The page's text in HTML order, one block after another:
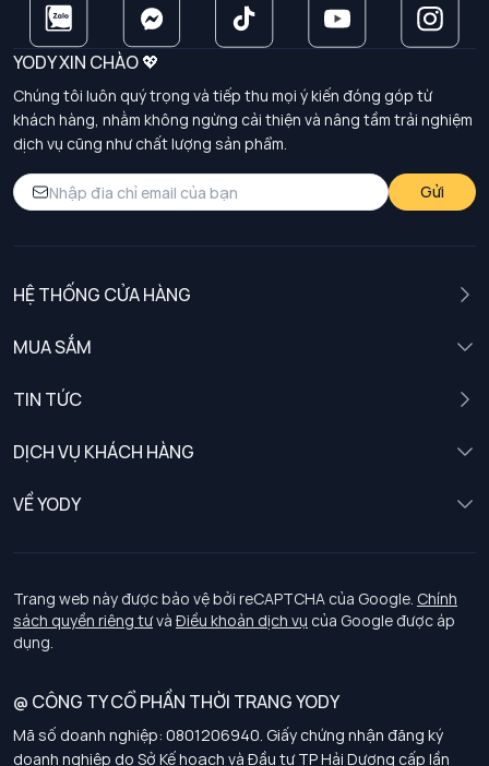
YODY XIN CHÀO 💖
Chúng tôi luôn quý trọng và tiếp thu mọi ý kiến đóng góp từ
khách hàng, nhằm không ngừng cải thiện và nâng tầm trải nghiệm
dịch vụ cũng như chất lượng sản phẩm.
Gửi
HỆ THỐNG CỬA HÀNG
MUA SẮM
TIN TỨC
DỊCH VỤ KHÁCH HÀNG
Chính sách khách hàng thân thiết
Chính sách bảo vệ dữ liệu cá nhân
Chính sách thanh toán, giao nhận
Chính sách chất lượng và an toàn sức khoẻ nghề nghiệp
Chính sách đơn đồng phục
VỀ YODY
Tuyển dụng
Trang web này được bảo vệ bởi reCAPTCHA của Google. Chính
sách quyền riêng tưvà Điều khoản dịch vụ của Google được áp
dụng.
@ CÔNG TY CỔ PHẦN THỜI TRANG YODY
Mã số doanh nghiệp: 0801206940. Giấy chứng nhận đăng ký
doanh nghiệp do Sở Kế hoạch và Đầu tư TP Hải Dương cấp lần